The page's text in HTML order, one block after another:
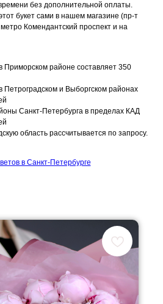
без дополнительной оплаты.
букет сами в нашем магазине (пр-т
Комендантский проспект и на
Приморском районе составляет 350
Петроградском и Выборгском районах
Санкт-Петербурга в пределах КАД
область рассчитывается по запросу.
в Санкт-Петербурге